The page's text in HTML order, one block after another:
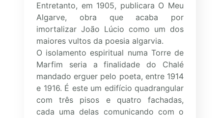
Entretanto, em 1905, publicara O Meu
Algarve, obra que acaba por
imortalizar João Lúcio como um dos
maiores vultos da poesia algarvia.
O isolamento espiritual numa Torre de
Marfim seria a finalidade do Chalé
mandado erguer pelo poeta, entre 1914
e 1916. É este um edifício quadrangular
com três pisos e quatro fachadas,
cada uma delas comunicando com o